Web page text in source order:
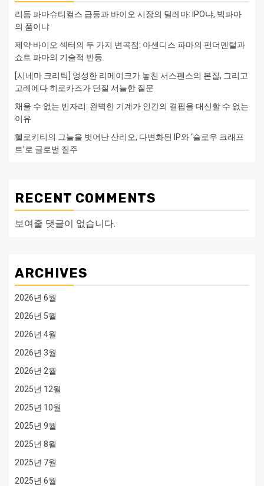
리듬 파마슈티컬스 급등과 바이오 시장의 딜레마: IPO냐, 빅파마
의 품이냐
제약·바이오 섹터의 두 가지 변곡점: 아센디스 파마의 펀더멘털과
쇼트 파마의 기술적 반등
[시네마 크리틱] 엉성한 리메이크가 놓친 서스펜스의 본질, 그리고
고레에다 히로카즈가 던질 서늘한 질문
채울 수 없는 빈자리: 완벽한 기계가 인간의 결핍을 대신할 수 없는
이유
헬로키티의 그늘을 벗어난 산리오, 다변화된 IP와 ‘슬로우 크래프
트’로 글로벌 질주
RECENT COMMENTS
보여줄 댓글이 없습니다.
ARCHIVES
2026년 6월
2026년 5월
2026년 4월
2026년 3월
2026년 2월
2025년 12월
2025년 10월
2025년 9월
2025년 8월
2025년 7월
2025년 6월